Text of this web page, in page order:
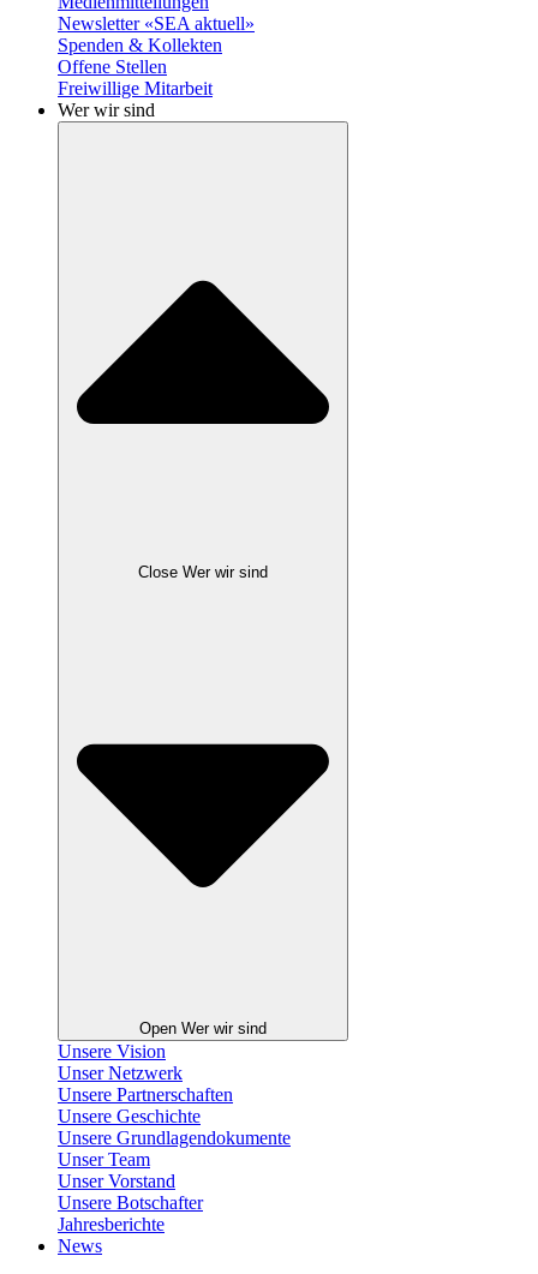
Newsletter «SEA aktuell»
Spenden & Kollekten
Offene Stellen
Freiwillige Mitarbeit
Wer wir sind
Close Wer wir sind
Open Wer wir sind
Unsere Vision
Unser Netzwerk
Unsere Partnerschaften
Unsere Geschichte
Unsere Grundlagendokumente
Unser Team
Unser Vorstand
Unsere Botschafter
Jahresberichte
News